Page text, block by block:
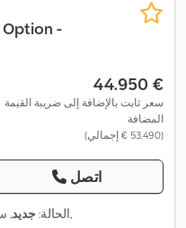
Option -
‏44.950 €
سعر ثابت بالإضافة إلى ضريبة القيمة
المضافة
(‏53.490 € إجمالي)
اتصل
الحالة:جديد, ,